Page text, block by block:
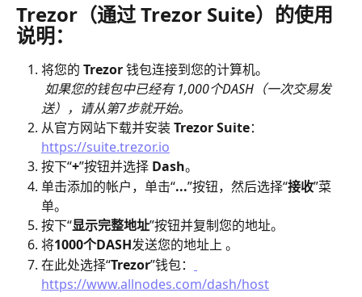
Trezor（通过 Trezor Suite）的使用
说明：
将您的 Trezor 钱包连接到您的计算机。
如果您的钱包中已经有 1,000个DASH（一次交易发
送），请从第7步就开始。
从官方网站下载并安装 Trezor Suite：
https://suite.trezor.io
按下“+”按钮并选择 Dash。
单击添加的帐户，单击“...”按钮，然后选择“接收”菜
单。
按下“显示完整地址”按钮并复制您的地址。
将1000个DASH发送您的地址上 。
在此处选择“Trezor”钱包：
https://www.allnodes.com/dash/host